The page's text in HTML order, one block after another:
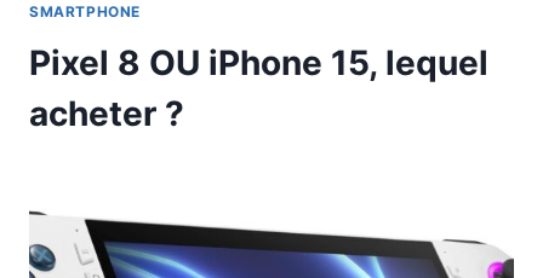
SMARTPHONE
Pixel 8 OU iPhone 15, lequel
acheter ?